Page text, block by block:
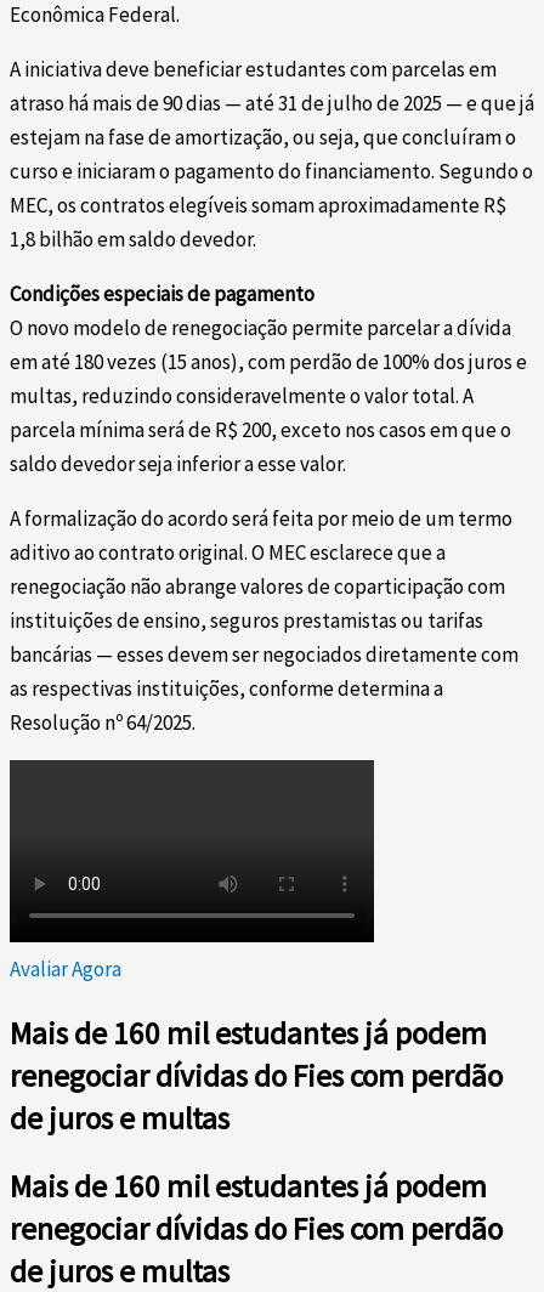
Econômica Federal.
A iniciativa deve beneficiar estudantes com parcelas em
atraso há mais de 90 dias — até 31 de julho de 2025 — e que já
estejam na fase de amortização, ou seja, que concluíram o
curso e iniciaram o pagamento do financiamento. Segundo o
MEC, os contratos elegíveis somam aproximadamente R$
1,8 bilhão em saldo devedor.
Condições especiais de pagamento
O novo modelo de renegociação permite parcelar a dívida
em até 180 vezes (15 anos), com perdão de 100% dos juros e
multas, reduzindo consideravelmente o valor total. A
parcela mínima será de R$ 200, exceto nos casos em que o
saldo devedor seja inferior a esse valor.
A formalização do acordo será feita por meio de um termo
aditivo ao contrato original. O MEC esclarece que a
renegociação não abrange valores de coparticipação com
instituições de ensino, seguros prestamistas ou tarifas
bancárias — esses devem ser negociados diretamente com
as respectivas instituições, conforme determina a
Resolução nº 64/2025.
Avaliar Agora
Mais de 160 mil estudantes já podem
renegociar dívidas do Fies com perdão
de juros e multas
Mais de 160 mil estudantes já podem
renegociar dívidas do Fies com perdão
de juros e multas